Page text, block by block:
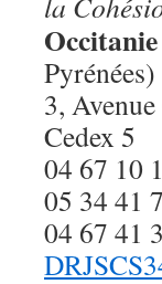
Occitanie
Pyrénées)
3,
Cedex 5
04 67 10
05 34 41
04 67 41